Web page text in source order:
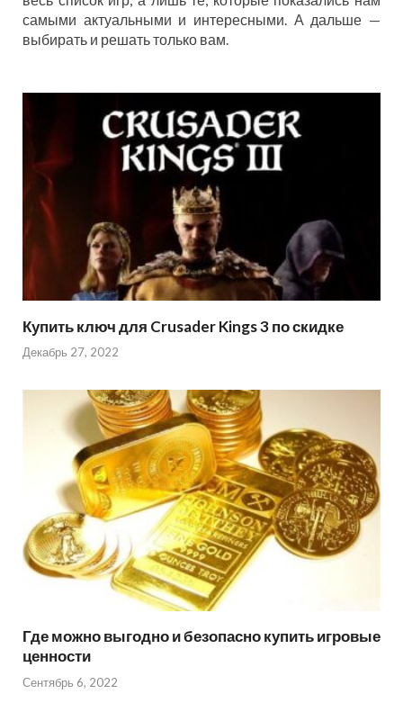
самыми актуальными и интересными. А дальше —
выбирать и решать только вам.
Купить ключ для Crusader Kings 3 по скидке
Декабрь 27, 2022
Где можно выгодно и безопасно купить игровые
ценности
Сентябрь 6, 2022